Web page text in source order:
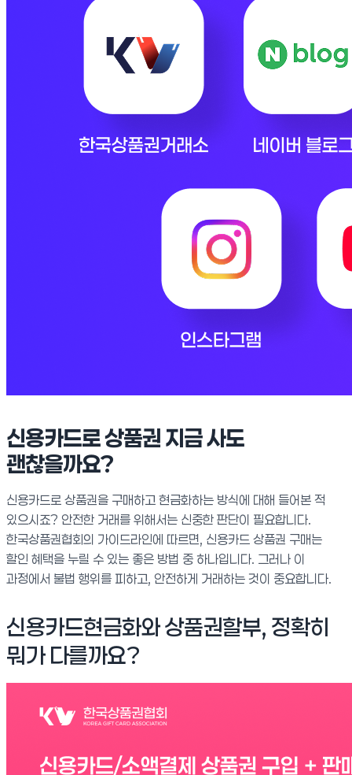
신용카드로 상품권 지금 사도
괜찮을까요?
신용카드로 상품권을 구매하고 현금화하는 방식에 대해 들어본 적
있으시죠? 안전한 거래를 위해서는 신중한 판단이 필요합니다.
한국상품권협회의 가이드라인에 따르면, 신용카드 상품권 구매는
할인 혜택을 누릴 수 있는 좋은 방법 중 하나입니다. 그러나 이
과정에서 불법 행위를 피하고, 안전하게 거래하는 것이 중요합니다.
신용카드현금화와 상품권할부, 정확히
뭐가 다를까요?